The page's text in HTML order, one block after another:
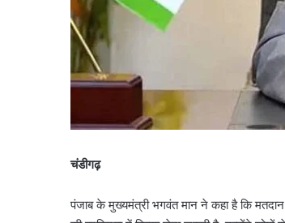
चंडीगढ़
पंजाब के मुख्यमंत्री भगवंत मान ने कहा है कि